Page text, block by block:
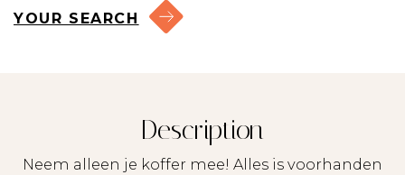
YOUR SEARCH
Description
Neem alleen je koffer mee! Alles is voorhanden